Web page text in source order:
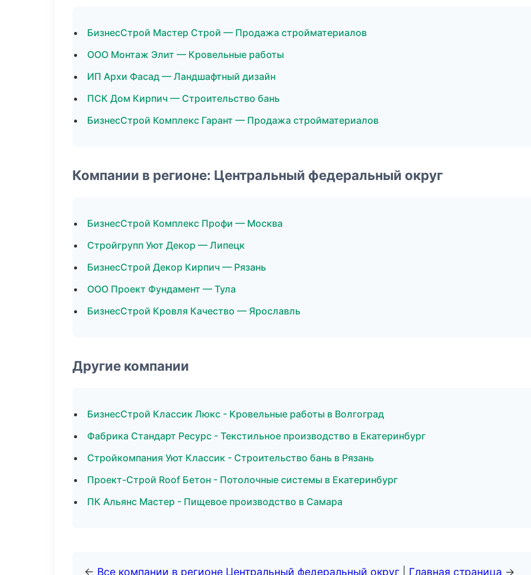
БизнесСтрой Мастер Строй — Продажа стройматериалов
ООО Монтаж Элит — Кровельные работы
ИП Архи Фасад — Ландшафтный дизайн
ПСК Дом Кирпич — Строительство бань
БизнесСтрой Комплекс Гарант — Продажа стройматериалов
Компании в регионе: Центральный федеральный округ
БизнесСтрой Комплекс Профи — Москва
Стройгрупп Уют Декор — Липецк
БизнесСтрой Декор Кирпич — Рязань
ООО Проект Фундамент — Тула
БизнесСтрой Кровля Качество — Ярославль
Другие компании
БизнесСтрой Классик Люкс - Кровельные работы в Волгоград
Фабрика Стандарт Ресурс - Текстильное производство в Екатеринбург
Стройкомпания Уют Классик - Строительство бань в Рязань
Проект-Строй Roof Бетон - Потолочные системы в Екатеринбург
ПК Альянс Мастер - Пищевое производство в Самара
← Все компании в регионе Центральный федеральный округ Главная страница →